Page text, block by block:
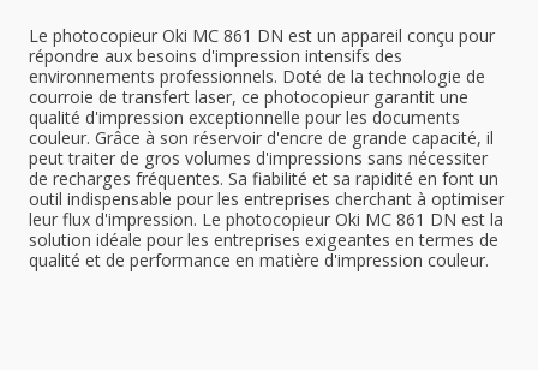
Le photocopieur Oki MC 861 DN est un appareil conçu pour
répondre aux besoins d'impression intensifs des
environnements professionnels. Doté de la technologie de
courroie de transfert laser, ce photocopieur garantit une
qualité d'impression exceptionnelle pour les documents
couleur. Grâce à son réservoir d'encre de grande capacité, il
peut traiter de gros volumes d'impressions sans nécessiter
de recharges fréquentes. Sa fiabilité et sa rapidité en font un
outil indispensable pour les entreprises cherchant à optimiser
leur flux d'impression. Le photocopieur Oki MC 861 DN est la
solution idéale pour les entreprises exigeantes en termes de
qualité et de performance en matière d'impression couleur.